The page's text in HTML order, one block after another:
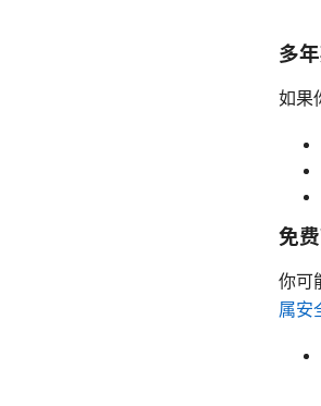
多
如果
免
你可
属安